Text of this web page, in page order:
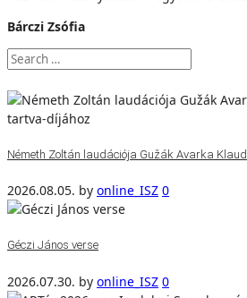
Bárczi Zsó­fia
Németh Zoltán laudációja Gužák Avarka
2026.08.05. by online_ISZ 0
Géczi János verse
2026.07.30. by online_ISZ 0